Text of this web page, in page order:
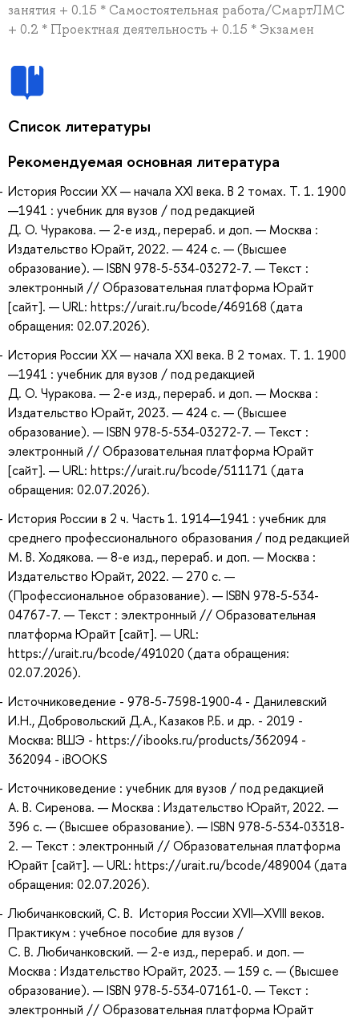
занятия + 0.15 * Самостоятельная работа/СмартЛМС
+ 0.2 * Проектная деятельность + 0.15 * Экзамен
Список литературы
Рекомендуемая основная литература
История России XX — начала XXI века. В 2 томах. Т. 1. 1900
—1941 : учебник для вузов / под редакцией
Д. О. Чуракова. — 2-е изд., перераб. и доп. — Москва :
Издательство Юрайт, 2022. — 424 с. — (Высшее
образование). — ISBN 978-5-534-03272-7. — Текст :
электронный // Образовательная платформа Юрайт
[сайт]. — URL: https://urait.ru/bcode/469168 (дата
обращения: 02.07.2026).
История России XX — начала XXI века. В 2 томах. Т. 1. 1900
—1941 : учебник для вузов / под редакцией
Д. О. Чуракова. — 2-е изд., перераб. и доп. — Москва :
Издательство Юрайт, 2023. — 424 с. — (Высшее
образование). — ISBN 978-5-534-03272-7. — Текст :
электронный // Образовательная платформа Юрайт
[сайт]. — URL: https://urait.ru/bcode/511171 (дата
обращения: 02.07.2026).
История России в 2 ч. Часть 1. 1914—1941 : учебник для
среднего профессионального образования / под редакцией
М. В. Ходякова. — 8-е изд., перераб. и доп. — Москва :
Издательство Юрайт, 2022. — 270 с. —
(Профессиональное образование). — ISBN 978-5-534-
04767-7. — Текст : электронный // Образовательная
платформа Юрайт [сайт]. — URL:
https://urait.ru/bcode/491020 (дата обращения:
02.07.2026).
Источниковедение - 978-5-7598-1900-4 - Данилевский
И.Н., Добровольский Д.А., Казаков Р.Б. и др. - 2019 -
Москва: ВШЭ - https://ibooks.ru/products/362094 -
362094 - iBOOKS
Источниковедение : учебник для вузов / под редакцией
А. В. Сиренова. — Москва : Издательство Юрайт, 2022. —
396 с. — (Высшее образование). — ISBN 978-5-534-03318-
2. — Текст : электронный // Образовательная платформа
Юрайт [сайт]. — URL: https://urait.ru/bcode/489004 (дата
обращения: 02.07.2026).
Любичанковский, С. В. История России XVII—XVIII веков.
Практикум : учебное пособие для вузов /
С. В. Любичанковский. — 2-е изд., перераб. и доп. —
Москва : Издательство Юрайт, 2023. — 159 с. — (Высшее
образование). — ISBN 978-5-534-07161-0. — Текст :
электронный // Образовательная платформа Юрайт